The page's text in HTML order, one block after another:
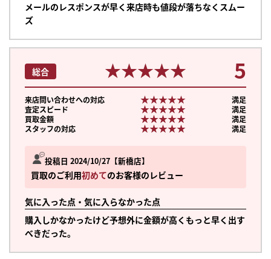
メールのレスポンスが早く来店時も値段が落ちなくスムー
ズ
投稿日 2024/10/27 新橋店
買取のご利用初めてのお客様のレビュー
気に入った点・気に入らなかった点
購入しかなかったけど予想外に金額が高くもっと早く出す
べきだった。
総合 ★★★★★
★★★★★ 5
来店問い合わせへの対応 ★★★★★
★★★★★
満足
査定スピード
★★★★★
★★★★★
満足
買取金額
★★★★★
★★★★★
満足
スタッフの対応
★★★★★
★★★★★ 満足